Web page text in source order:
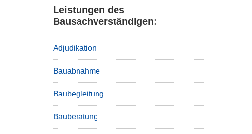
Leistungen des
Bausachverständigen:
Adjudikation
Bauabnahme
Baubegleitung
Bauberatung